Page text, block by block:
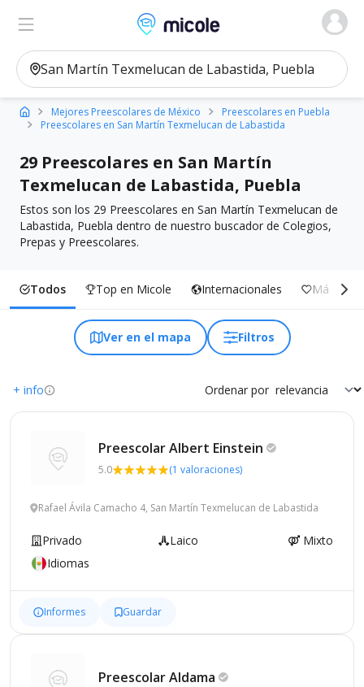
Micole, buscador de colegios
Ver en el mapa Filtros
Mejores Preescolares de México
Preescolares en Puebla
Preescolares en San Martín Texmelucan de Labastida
29 Preescolares en San Martín
Texmelucan de Labastida, Puebla
Estos son los 29 Preescolares en San Martín Texmelucan de
Labastida, Puebla dentro de nuestro buscador de Colegios,
Prepas y Preescolares.
Todos Top en Micole Internacionales Más
Ver en el mapa Filtros
+ info Ordenar por
Preescolar Albert Einstein
5.0 (1 valoraciones)
Rafael Ávila Camacho 4, San Martín Texmelucan de Labastida
Privado Laico
Mixto
Idiomas
Informes Guardar
PreescolarAldama